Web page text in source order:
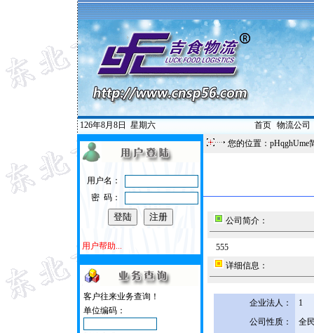
126年8月8日 星期六 首页| 物流公司
用户名：
密 码：
用户帮助...
客户往来业务查询！
单位编码：
您的位置：pHqghUme
公司简介：
555
详细信息：
企业法人：
1
公司性质：
全